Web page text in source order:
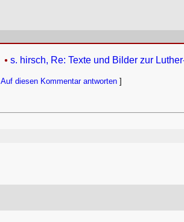
s. hirsch, Re: Texte und Bilder zur
Auf diesen Kommentar antworten ]